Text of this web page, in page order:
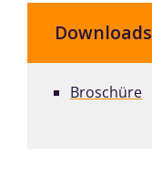
Downloads
Broschüre